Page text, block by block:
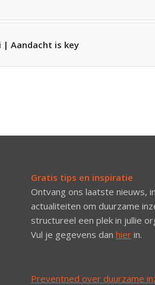
| Aandacht is key
Gratis tips en inspiratie
Ontvang ons laatste nieuws,
actualiteiten om duurzame
structureel een plek in jullie
Vul je gegevens danhier in.
Preventned over duurzame